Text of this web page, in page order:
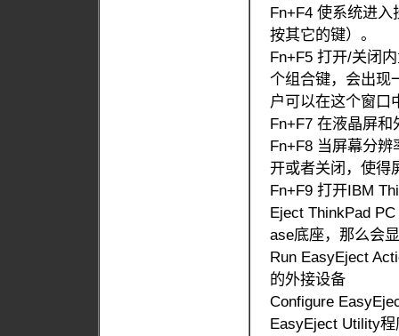
Fn+F4 使系统进
按其它的键）。
Fn+F5 打开/关闭
个组合键，会出现
户可以在这个窗口
Fn+F7 在液晶屏
Fn+F8 当屏幕分
开或者关闭，使得
Fn+F9 打开IBM
Eject ThinkPad
ase底座，那么会
Run EasyEject
的外接设备
Configure
EasyEject Utility